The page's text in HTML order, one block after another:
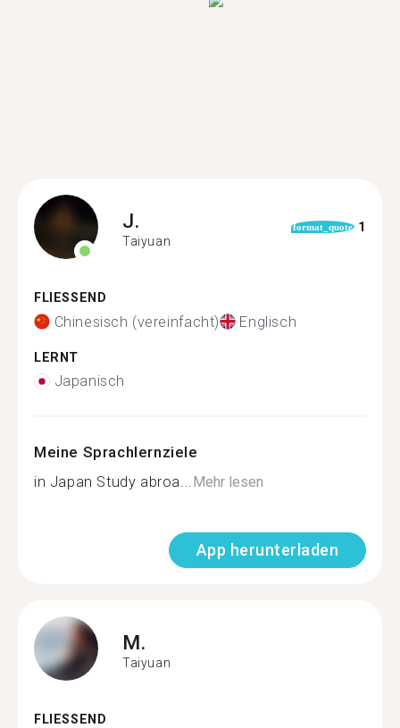
J.
Taiyuan
format_quote 1
FLIESSEND
Chinesisch (vereinfacht) Englisch
LERNT
Japanisch
Meine Sprachlernziele
in Japan Study abroa...Mehr lesen
App herunterladen
M.
Taiyuan
FLIESSEND